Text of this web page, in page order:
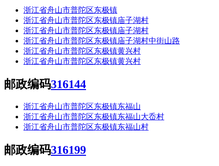
浙江省舟山市普陀区东极镇
浙江省舟山市普陀区东极镇庙子湖村
浙江省舟山市普陀区东极镇庙子湖村
浙江省舟山市普陀区东极镇庙子湖村中街山路
浙江省舟山市普陀区东极镇黄兴村
浙江省舟山市普陀区东极镇黄兴村
邮政编码316144
浙江省舟山市普陀区东极镇东福山
浙江省舟山市普陀区东极镇东福山大岙村
浙江省舟山市普陀区东极镇东福山村
邮政编码316199